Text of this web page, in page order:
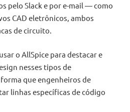
pelo Slack e por e-mail — como
CAD eletrônicos, ambos
de circuito.
o AllSpice para destacar e
nesses tipos de
que engenheiros de
linhas específicas de código